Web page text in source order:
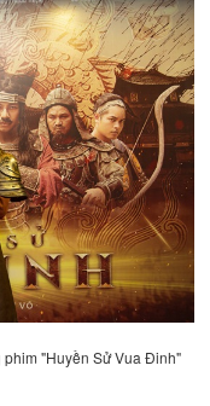
"Huyền Sử Vua Đinh"